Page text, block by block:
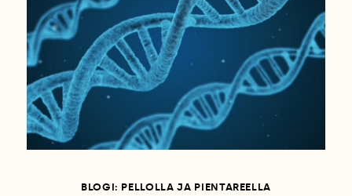
BLOGI: PELLOLLA JA PIENTAREELLA